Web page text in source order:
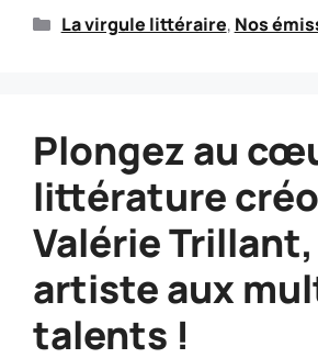
La virgule littéraire, Nos
Plongez au
littérature
Valérie
artiste aux
talents !